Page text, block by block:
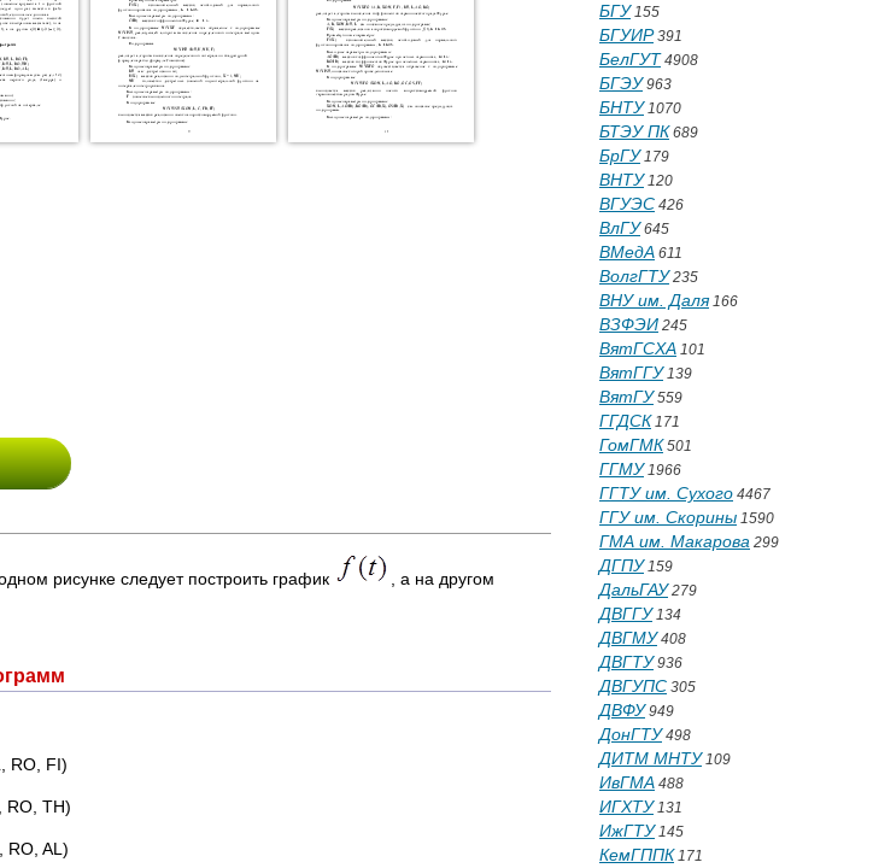
рисунке следует построить график , а на другом
RO, FI)
RO, TH)
RO, AL)
БГУ155
БГУИР391
БелГУТ 4908
БГЭУ963
БНТУ1070
БТЭУ ПК 689
БрГУ179
ВНТУ120
ВГУЭС 426
ВлГУ645
ВМедА 611
ВолгГТУ235
ВНУ им. Даля166
ВЗФЭИ 245
ВятГСХА 101
ВятГГУ139
ВятГУ559
ГГДСК 171
ГомГМК 501
ГГМУ1966
ГГТУ им. Сухого 4467
ГГУ им. Скорины 1590
ГМА им. Макарова 299
ДГПУ159
ДальГАУ279
ДВГГУ134
ДВГМУ408
ДВГТУ936
ДВГУПС 305
ДВФУ949
ДонГТУ498
ДИТМ МНТУ109
ИвГМА 488
ИГХТУ131
ИжГТУ145
КемГППК 171